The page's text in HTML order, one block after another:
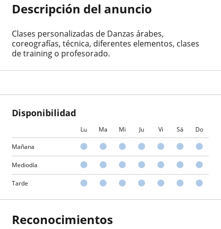
Disponibilidad
Lu Ma Mi Ju Vi Sá Do
Mañana
Mediodía
Tarde
Descripción del anuncio
Clases personalizadas de Danzas árabes,
coreografías, técnica, diferentes elementos, clases
de training o profesorado.
Reconocimientos